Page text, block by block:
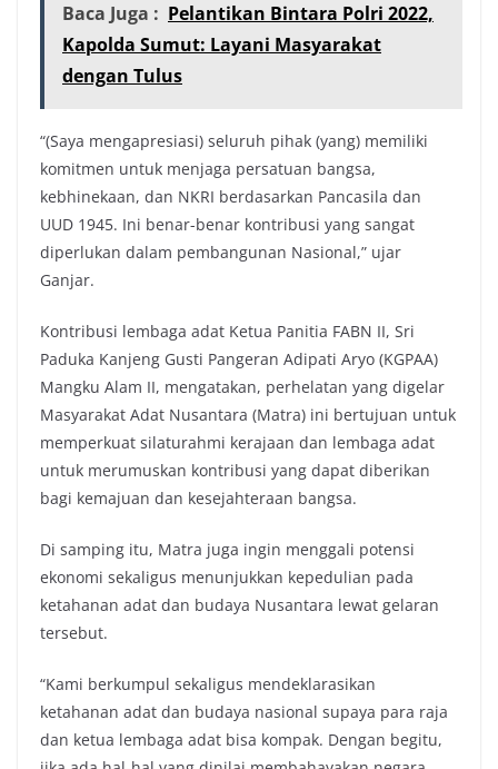
Baca Juga : Pelantikan Bintara Polri 2022,
Kapolda Sumut: Layani Masyarakat
dengan Tulus
“(Saya mengapresiasi) seluruh pihak (yang) memiliki
komitmen untuk menjaga persatuan bangsa,
kebhinekaan, dan NKRI berdasarkan Pancasila dan
UUD 1945. Ini benar-benar kontribusi yang sangat
diperlukan dalam pembangunan Nasional,” ujar
Ganjar.
Kontribusi lembaga adat Ketua Panitia FABN II, Sri
Paduka Kanjeng Gusti Pangeran Adipati Aryo (KGPAA)
Mangku Alam II, mengatakan, perhelatan yang digelar
Masyarakat Adat Nusantara (Matra) ini bertujuan untuk
memperkuat silaturahmi kerajaan dan lembaga adat
untuk merumuskan kontribusi yang dapat diberikan
bagi kemajuan dan kesejahteraan bangsa.
Di samping itu, Matra juga ingin menggali potensi
ekonomi sekaligus menunjukkan kepedulian pada
ketahanan adat dan budaya Nusantara lewat gelaran
tersebut.
“Kami berkumpul sekaligus mendeklarasikan
ketahanan adat dan budaya nasional supaya para raja
dan ketua lembaga adat bisa kompak. Dengan begitu,